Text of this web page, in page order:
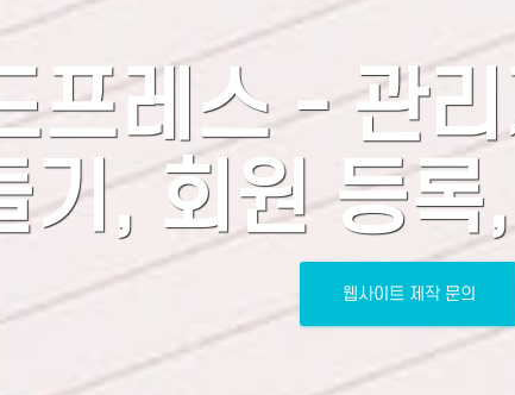
프레스 - 관
기, 회원 등록
웹사이트 제작 문의